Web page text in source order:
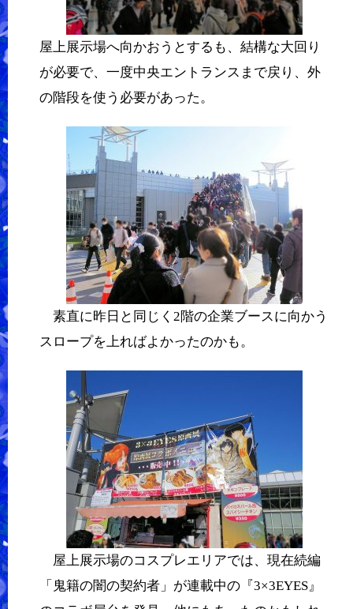
屋上展示場へ向かおうとするも、結構な大回り
が必要で、一度中央エントランスまで戻り、外
の階段を使う必要があった。
素直に昨日と同じく2階の企業ブースに向かう
スロープを上ればよかったのかも。
屋上展示場のコスプレエリアでは、現在続編
「鬼籍の闇の契約者」が連載中の『3×3EYES』